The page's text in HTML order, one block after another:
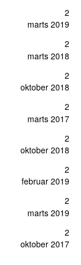
marts 2019
2
marts 2018
2
oktober 2018
2
marts 2017
2
oktober 2018
2
februar 2019
2
marts 2019
2
oktober 2017
2